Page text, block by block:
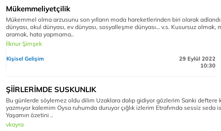
Mükemmeliyetçilik
Mükemmel olma arzusunu son yılların moda hareketlerinden biri olarak
dünyası, okul dünyası, ev dünyası, sosyalleşme dünyası… v.s. Kusursuz olmak,
aramak, hata yapmama..
İlknur Şimşek
Kişisel Gelişim
29 Eylül 2022
10:30
ŞİİRLERİMDE SUSKUNLIK
Bu günlerde söylemez oldu dilim Uzaklara dalıp gidiyor gözlerim Sanki deftere
yazmıyor kalemim Oysa ruhumda duruyor çığlık izlerim Etrafımda sessiz seda
Yaşamın özetini ..
vkayra